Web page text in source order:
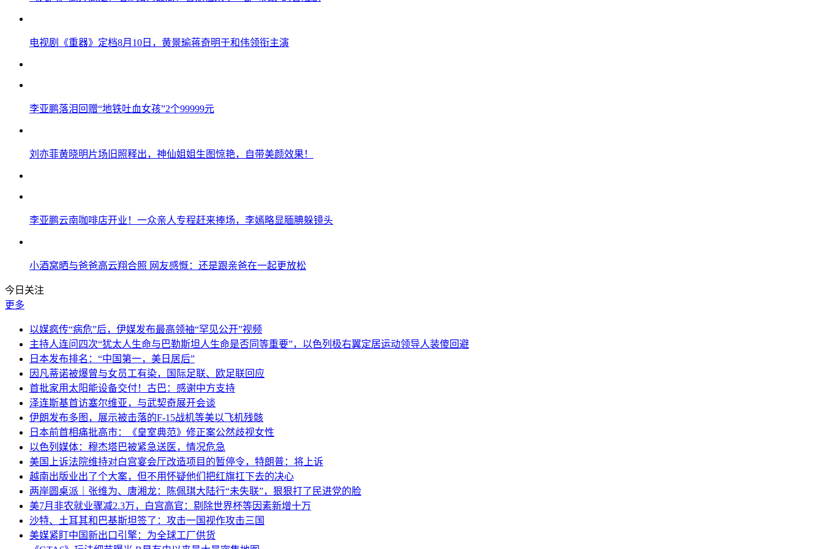
电视剧《重器》定档8月10日，黄景瑜蒋奇明于和伟领衔主演
李亚鹏落泪回赠“地铁吐血女孩”2个99999元
刘亦菲黄晓明片场旧照释出，神仙姐姐生图惊艳，自带美颜效果！
李亚鹏云南咖啡店开业！一众亲人专程赶来捧场，李嫣略显腼腆躲镜头
小酒窝晒与爸爸高云翔合照 网友感慨：还是跟亲爸在一起更放松
今日关注
更多
以媒疯传“病危”后，伊媒发布最高领袖“罕见公开”视频
主持人连问四次“犹太人生命与巴勒斯坦人生命是否同等重要”，以色列极右翼定居运动领导人装傻回避
日本发布排名：“中国第一，美日居后”
因凡蒂诺被爆曾与女员工有染，国际足联、欧足联回应
首批家用太阳能设备交付！古巴：感谢中方支持
泽连斯基首访塞尔维亚，与武契奇展开会谈
伊朗发布多图，展示被击落的F-15战机等美以飞机残骸
日本前首相痛批高市：《皇室典范》修正案公然歧视女性
以色列媒体：穆杰塔巴被紧急送医，情况危急
美国上诉法院维持对白宫宴会厅改造项目的暂停令，特朗普：将上诉
越南出版业出了个大案，但不用怀疑他们把红旗扛下去的决心
两岸圆桌派｜张维为、唐湘龙：陈佩琪大陆行“未失联”，狠狠打了民进党的脸
美7月非农就业骤减2.3万，白宫高官：剔除世界杯等因素新增十万
沙特、土耳其和巴基斯坦签了：攻击一国视作攻击三国
美媒紧盯中国新出口引擎：为全球工厂供货